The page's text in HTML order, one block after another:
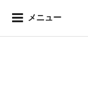
メニュー